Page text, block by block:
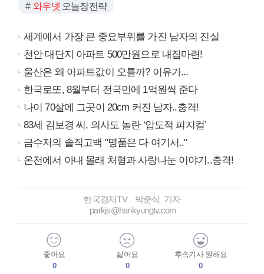
와우넷 오늘장전략
세계에서 가장 큰 중요부위를 가진 남자의 진실
천안 대단지 아파트 500만원으로 내집마련!
울산은 왜 아파트값이 오를까? 이유가...
한국로또, 8월부터 전국민에 1억원씩 준다
나이 70살에 그곳이 20cm 커진 남자..충격!
83세 김보경 씨, 의사도 놀란 ‘압도적 피지컬’
금수저의 솔직고백 "명품은 다 여기서.."
온천에서 아내 몰래 처형과 사랑나눈 이야기..충격!
한국경제TV 박준식 기자
parkjs@hankyungtv.com
좋아요
0
싫어요
0
후속기사 원해요
0